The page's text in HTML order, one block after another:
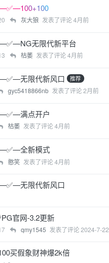
—✅—100+100
灰大狼 发表了评论4月前
—✅—NG无限代新平台
枯萎 发表了评论4月前
—✅—无限代新风口 推荐
gyc5418866nb 发表了评论2月前
—✅—满点开户
枯萎 发表了评论4月前
—✅—全新模式
憨笑 发表了评论4月前
—✅—无限代新风口
PG官网-3.2更新
qmy1545 发表了评论2024-7-22
买假象财神爆2k倍